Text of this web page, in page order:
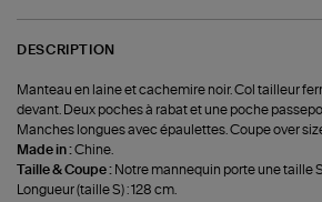
DESCRIPTION
Manteau en laine et cachemire noir. Col tailleur
devant. Deux poches à rabat et une poche
Manches longues avec épaulettes. Coupe over
Made in :Chine.
Taille & Coupe : Notre mannequin porte une taille
Longueur (taille S) : 128 cm.